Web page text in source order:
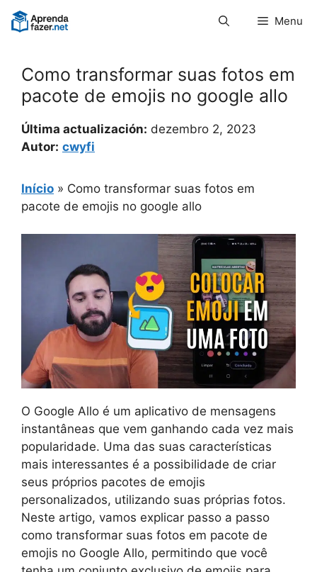
Pular
para
Menu
Como transformar suas fotos em
pacote de emojis no google allo
Última actualización: dezembro 2, 2023
Autor: cwyfi
Início » Como transformar suas fotos em
pacote de emojis no google allo
O Google Allo é um aplicativo de mensagens
instantâneas que vem ganhando cada vez mais
popularidade. Uma das suas características
mais interessantes é a possibilidade de criar
seus próprios pacotes de emojis
personalizados, utilizando suas próprias fotos.
Neste artigo, vamos explicar passo a passo
como transformar suas fotos em pacote de
emojis no Google Allo, permitindo que você